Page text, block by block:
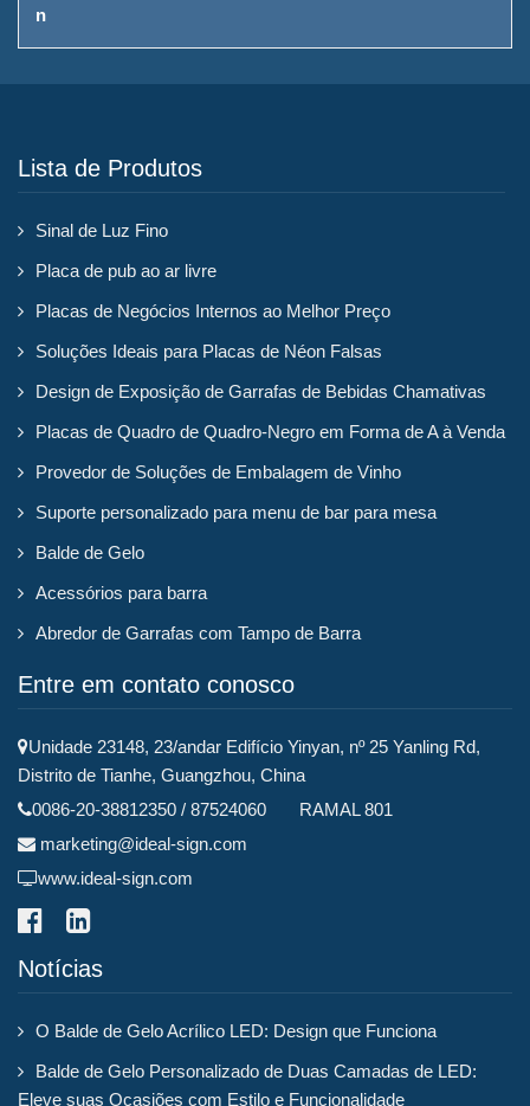
Lista de Produtos
Sinal de Luz Fino
Placa de pub ao ar livre
Placas de Negócios Internos ao Melhor Preço
Soluções Ideais para Placas de Néon Falsas
Design de Exposição de Garrafas de Bebidas Chamativas
Placas de Quadro de Quadro-Negro em Forma de A à Venda
Provedor de Soluções de Embalagem de Vinho
Suporte personalizado para menu de bar para mesa
Balde de Gelo
Acessórios para barra
Abredor de Garrafas com Tampo de Barra
Entre em contato conosco
Unidade 23148, 23/andar Edifício Yinyan, nº 25 Yanling Rd,
Distrito de Tianhe, Guangzhou, China
0086-20-38812350 / 87524060 RAMAL 801
marketing@ideal-sign.com
www.ideal-sign.com
Notícias
O Balde de Gelo Acrílico LED: Design que Funciona
Balde de Gelo Personalizado de Duas Camadas de LED:
Eleve suas Ocasiões com Estilo e Funcionalidade